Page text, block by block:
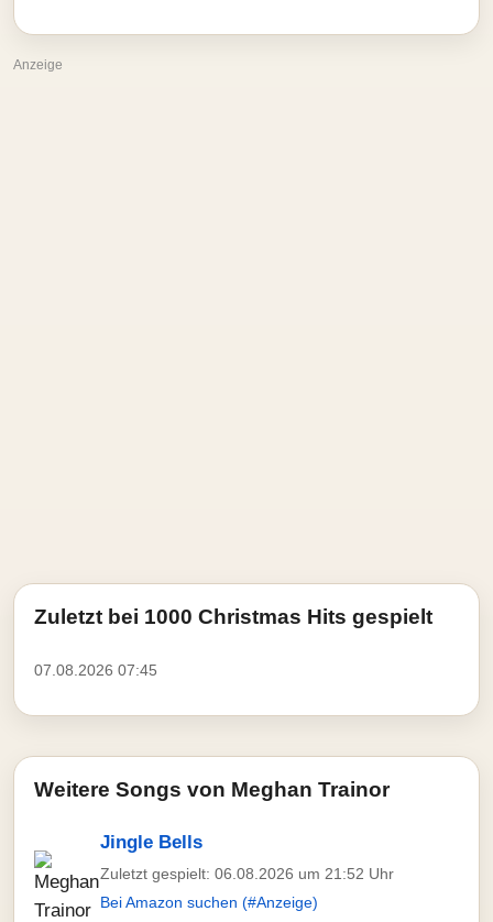
Anzeige
Zuletzt bei 1000 Christmas Hits gespielt
07.08.2026 07:45
Weitere Songs von Meghan Trainor
Jingle Bells
Zuletzt gespielt: 06.08.2026 um 21:52 Uhr
Bei Amazon suchen (#Anzeige)